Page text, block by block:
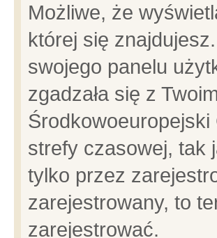
Możliwe, że
której się
swojego panelu
zgadzała się z
strefy czasowej, tak
tylko przez
zarejestrowany, to
zarejestrować.